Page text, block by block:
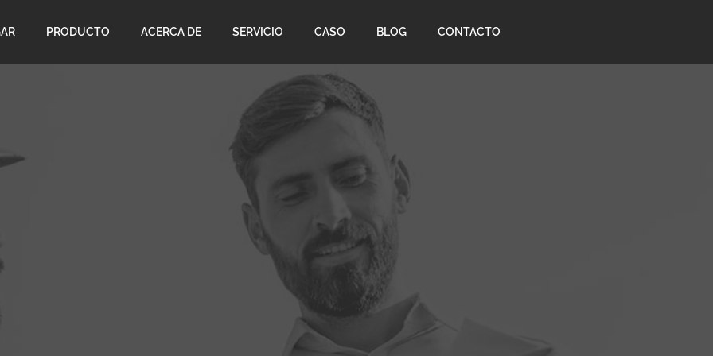
PRODUCTO ACERCA DE SERVICIO CASO BLOG CONTACTO